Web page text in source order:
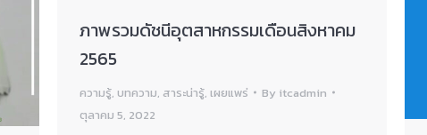
ภาพรวมดัชนีอุตสาหกรรมเดือนสิงหาคม
2565
ความรู้, บทความ, สาระน่ารู้, เผยแพร่ By itcadmin
ตุลาคม 5, 2022